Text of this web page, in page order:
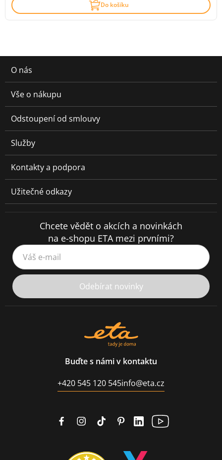
Do košíku
O nás
Vše o nákupu
Odstoupení od smlouvy
Služby
Kontakty a podpora
Užitečné odkazy
Chcete vědět o akcích a novinkách
na e-shopu ETA mezi prvními?
Váš e-mail
Odebírat novinky
Buďte s námi v kontaktu
+420 545 120 545info@eta.cz